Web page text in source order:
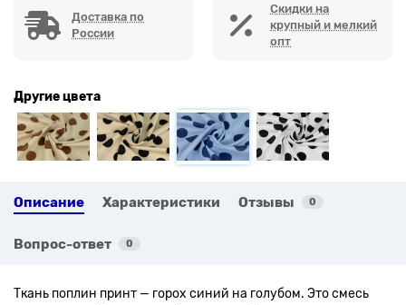
Доставка по
России
Скидки на
крупный и мелкий
опт
Другие цвета
Описание Характеристики Отзывы 0
Вопрос-ответ 0
Ткань поплин принт — горох синий на голубом. Это смесь